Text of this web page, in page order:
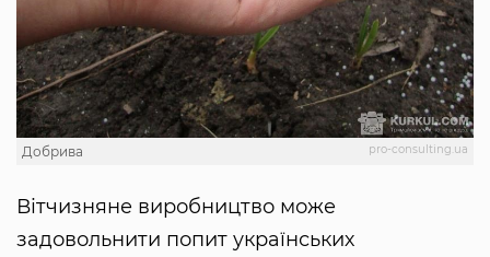
pro-consulting.ua
Добрива
Вітчизняне виробництво може
задовольнити попит українських